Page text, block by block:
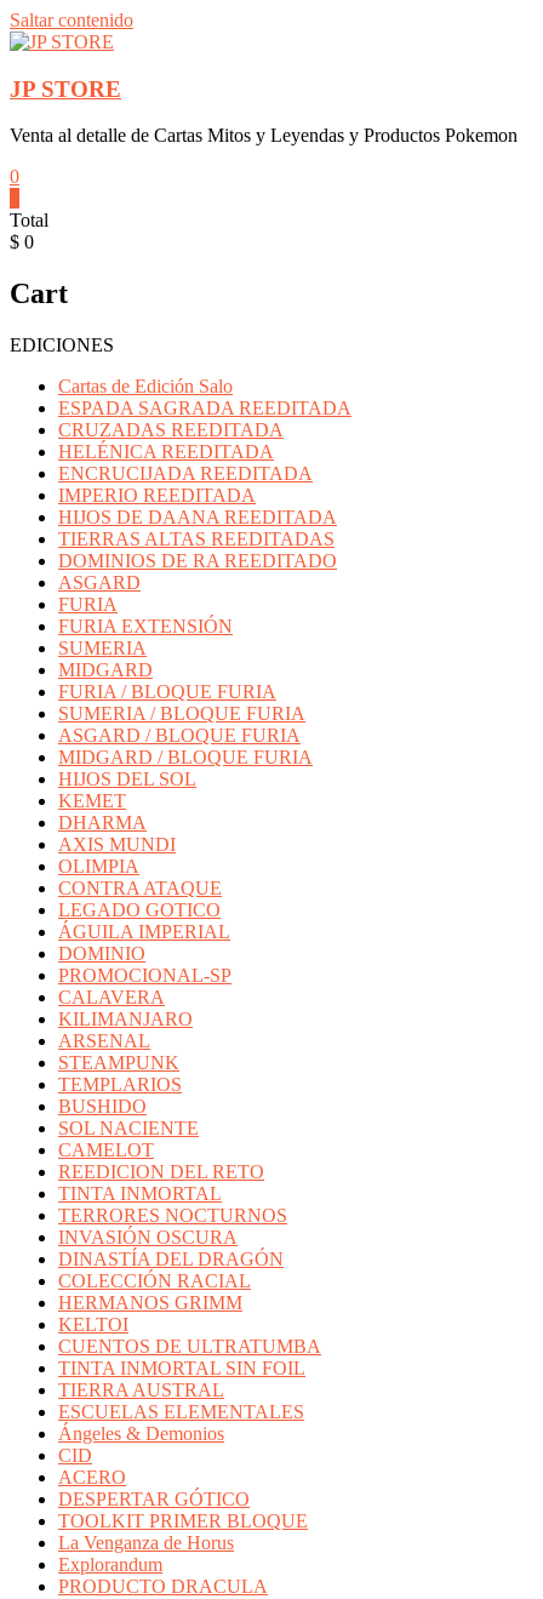
Saltar contenido
JP STORE
Venta al detalle de Cartas Mitos y Leyendas y Productos Pokemon
0
Total
$ 0
Cart
EDICIONES
Cartas de Edición Salo
ESPADA SAGRADA REEDITADA
CRUZADAS REEDITADA
HELÉNICA REEDITADA
ENCRUCIJADA REEDITADA
IMPERIO REEDITADA
HIJOS DE DAANA REEDITADA
TIERRAS ALTAS REEDITADAS
DOMINIOS DE RA REEDITADO
ASGARD
FURIA
FURIA EXTENSIÓN
SUMERIA
MIDGARD
FURIA / BLOQUE FURIA
SUMERIA / BLOQUE FURIA
ASGARD / BLOQUE FURIA
MIDGARD / BLOQUE FURIA
HIJOS DEL SOL
KEMET
DHARMA
AXIS MUNDI
OLIMPIA
CONTRA ATAQUE
LEGADO GOTICO
ÁGUILA IMPERIAL
DOMINIO
PROMOCIONAL-SP
CALAVERA
KILIMANJARO
ARSENAL
STEAMPUNK
TEMPLARIOS
BUSHIDO
SOL NACIENTE
CAMELOT
REEDICION DEL RETO
TINTA INMORTAL
TERRORES NOCTURNOS
INVASIÓN OSCURA
DINASTÍA DEL DRAGÓN
COLECCIÓN RACIAL
HERMANOS GRIMM
KELTOI
CUENTOS DE ULTRATUMBA
TINTA INMORTAL SIN FOIL
TIERRA AUSTRAL
ESCUELAS ELEMENTALES
Ángeles & Demonios
CID
ACERO
DESPERTAR GÓTICO
TOOLKIT PRIMER BLOQUE
La Venganza de Horus
Explorandum
PRODUCTO DRACULA